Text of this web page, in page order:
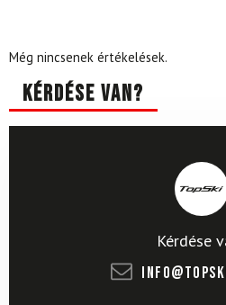
Még nincsenek értékelések.
Kérdése van?
Kérdése